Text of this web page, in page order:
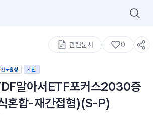
구성종목 검색
관련문서 0
환노출형 개인
알아서ETF포커스2030증
혼합-재간접형)(S-P)